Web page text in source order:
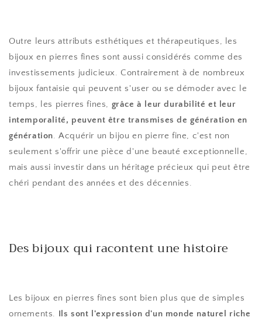
Outre leurs attributs esthétiques et thérapeutiques, les
bijoux en pierres fines sont aussi considérés comme des
investissements judicieux. Contrairement à de nombreux
bijoux fantaisie qui peuvent s'user ou se démoder avec le
temps, les pierres fines, grâce à leur durabilité et leur
intemporalité, peuvent être transmises de génération en
génération. Acquérir un bijou en pierre fine, c'est non
seulement s'offrir une pièce d'une beauté exceptionnelle,
mais aussi investir dans un héritage précieux qui peut être
chéri pendant des années et des décennies.
Des bijoux qui racontent une histoire
Les bijoux en pierres fines sont bien plus que de simples
ornements. Ils sont l'expression d'un monde naturel riche